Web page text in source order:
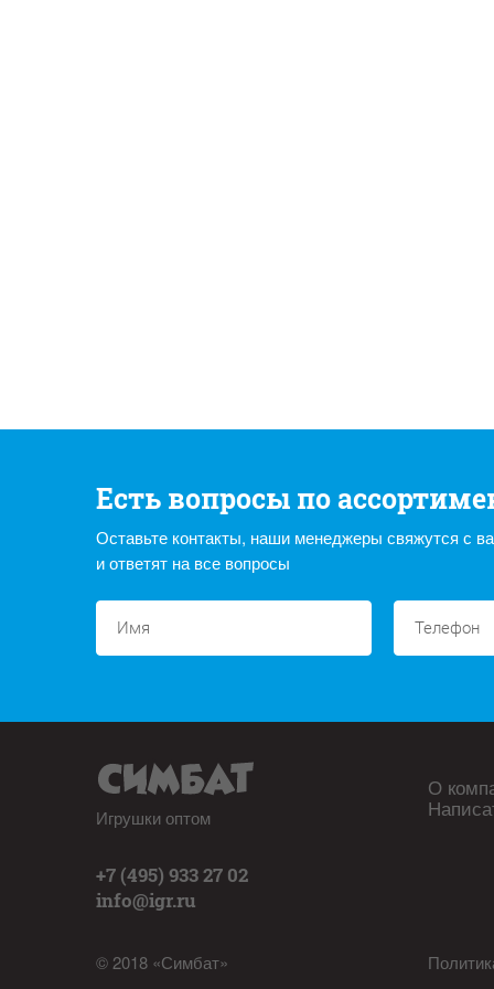
Есть вопросы по
Оставьте контакты, наши менеджеры свяжутся с
и ответят на все вопросы
Игрушки оптом
+7 (495) 933 27 02
info@igr.ru
© 2018 «Симбат»
О